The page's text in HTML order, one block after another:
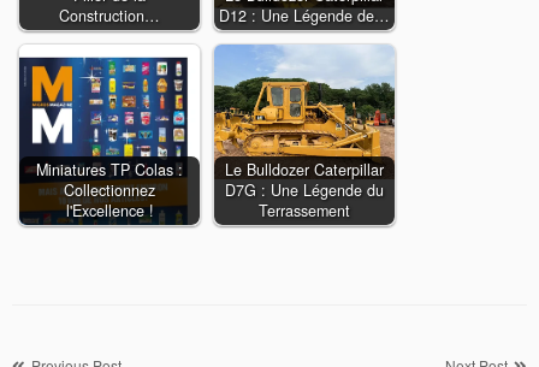
Construction…
D12 : Une Légende de…
Miniatures TP Colas :
Collectionnez
l'Excellence !
Le Bulldozer Caterpillar
D7G : Une Légende du
Terrassement